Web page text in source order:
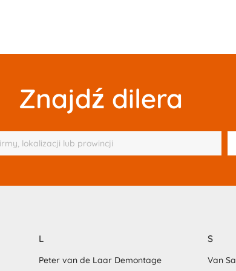
Znajdź dilera
L
Peter van de Laar Demontage
S
Van